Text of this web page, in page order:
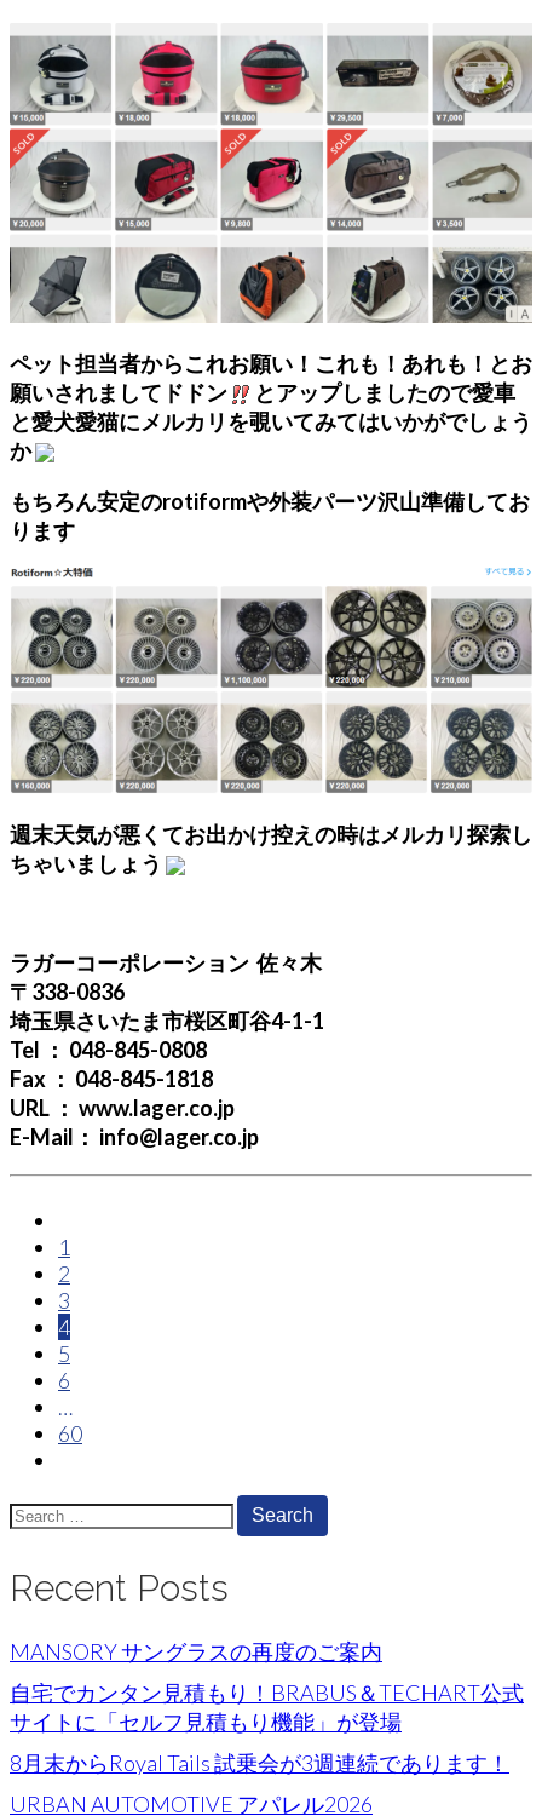
ペット担当者からこれお願い！これも！あれも！とお
願いされましてドドン
とアップしましたので愛車
と愛犬愛猫にメルカリを覗いてみてはいかがでしょう
か
もちろん安定のrotiformや外装パーツ沢山準備してお
ります
週末天気が悪くてお出かけ控えの時はメルカリ探索し
ちゃいましょう
ラガーコーポレーション 佐々木
〒338-0836
埼玉県さいたま市桜区町谷4-1-1
Tel ： 048-845-0808
Fax ： 048-845-1818
URL ： www.lager.co.jp
E-Mail： info@lager.co.jp
paging-
navigation
1
2
3
4
5
6
…
60
Search
for:
Recent Posts
MANSORY サングラスの再度のご案内
自宅でカンタン見積もり！BRABUS＆TECHART公式
サイトに「セルフ見積もり機能」が登場
8月末からRoyal Tails 試乗会が3週連続であります！
URBAN AUTOMOTIVE アパレル2026